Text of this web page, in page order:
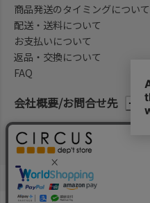
会社概要/お問合せ先
商品発送のタイミングについて
配送・送料について
お支払いについて
返品・交換について
FAQ
法律に基づく表示
©2004-2026 子供服・キッズ